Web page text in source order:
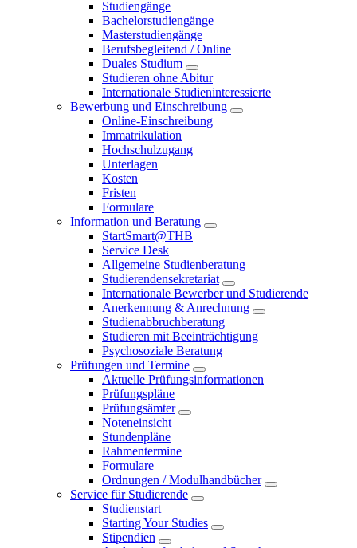
Studiengänge
Bachelorstudiengänge
Masterstudiengänge
Berufsbegleitend / Online
Duales Studium
Studieren ohne Abitur
Internationale Studieninteressierte
Bewerbung und Einschreibung
Online-Einschreibung
Immatrikulation
Hochschulzugang
Unterlagen
Kosten
Fristen
Formulare
Information und Beratung
StartSmart@THB
Service Desk
Allgemeine Studienberatung
Studierendensekretariat
Internationale Bewerber und Studierende
Anerkennung & Anrechnung
Studienabbruchberatung
Studieren mit Beeinträchtigung
Psychosoziale Beratung
Prüfungen und Termine
Aktuelle Prüfungsinformationen
Prüfungspläne
Prüfungsämter
Noteneinsicht
Stundenpläne
Rahmentermine
Formulare
Ordnungen / Modulhandbücher
Service für Studierende
Studienstart
Starting Your Studies
Stipendien